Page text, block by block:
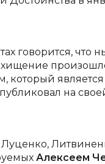
говорится, что
является
на
Алексеем